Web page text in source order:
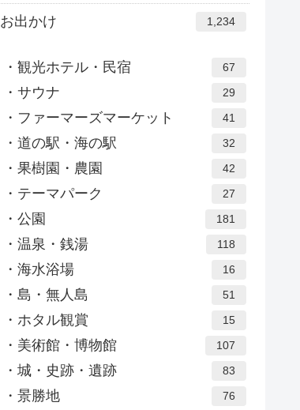
お出かけ 1,234
観光ホテル・民宿 67
サウナ 29
ファーマーズマーケット 41
道の駅・海の駅 32
果樹園・農園 42
テーマパーク 27
公園 181
温泉・銭湯 118
海水浴場 16
島・無人島 51
ホタル観賞 15
美術館・博物館 107
城・史跡・遺跡 83
景勝地 76